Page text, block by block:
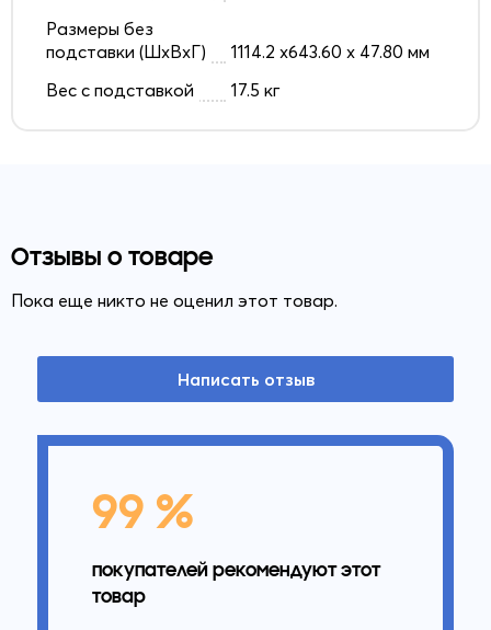
Размеры без
подставки (ШxВxГ)
1114.2 х643.60 х 47.80 мм
Вес с подставкой
17.5 кг
Отзывы о товаре
Пока еще никто не оценил этот товар.
Написать отзыв
99 %
покупателей рекомендуют этот
товар